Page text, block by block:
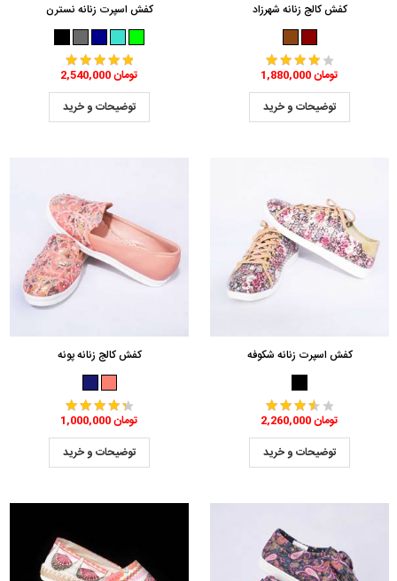
کفش کالج زنانه شهرزاد
1,880,000 تومان
توضیحات و خرید
کفش اسپرت زنانه نسترن
2,540,000 تومان
توضیحات و خرید
کفش اسپرت زنانه شکوفه
2,260,000 تومان
توضیحات و خرید
کفش کالج زنانه پونه
1,000,000 تومان
توضیحات و خرید